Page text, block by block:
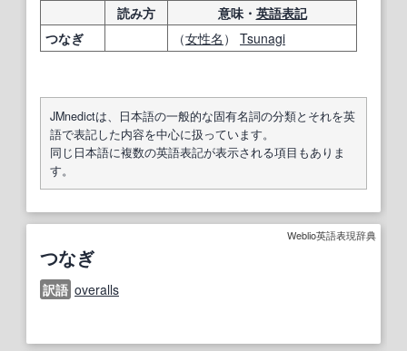
読み方 意味・ 英語表記
つなぎ
（女性名 ） Tsunagi
JMnedictは、日本語の一般的な固有名詞の分類とそれを英
語で表記した内容を中心に扱っています。
同じ日本語に複数の英語表記が表示される項目もありま
す。
Weblio英語表現辞典
つなぎ
訳語 overalls